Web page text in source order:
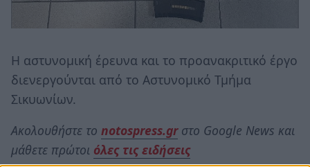
Η αστυνομική έρευνα και το προανακριτικό έργο
διενεργούνται από το Αστυνομικό Τμήμα
Σικυωνίων.
Ακολουθήστε το notospress.grστο Google News και
μάθετε πρώτοι όλες τις ειδήσεις